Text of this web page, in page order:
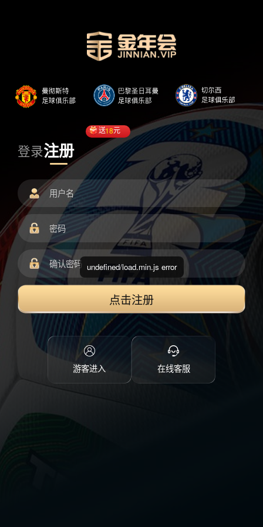
登录注册
送18元
点击注册
游客进入 在线客服
undefined/load.min.js error